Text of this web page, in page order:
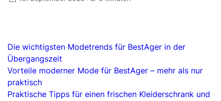
Die wichtigsten Modetrends für BestAger in der
Übergangszeit
Vorteile moderner Mode für BestAger – mehr als nur
praktisch
Praktische Tipps für einen frischen Kleiderschrank und